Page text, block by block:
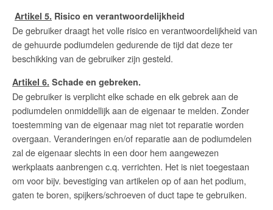
Artikel 5. Risico en verantwoordelijkheid
De gebruiker draagt het volle risico en verantwoordelijkheid van
de gehuurde podiumdelen gedurende de tijd dat deze ter
beschikking van de gebruiker zijn gesteld.
Artikel 6. Schade en gebreken.
De gebruiker is verplicht elke schade en elk gebrek aan de
podiumdelen onmiddellijk aan de eigenaar te melden. Zonder
toestemming van de eigenaar mag niet tot reparatie worden
overgaan. Veranderingen en/of reparatie aan de podiumdelen
zal de eigenaar slechts in een door hem aangewezen
werkplaats aanbrengen c.q. verrichten. Het is niet toegestaan
om voor bijv. bevestiging van artikelen op of aan het podium,
gaten te boren, spijkers/schroeven of duct tape te gebruiken.